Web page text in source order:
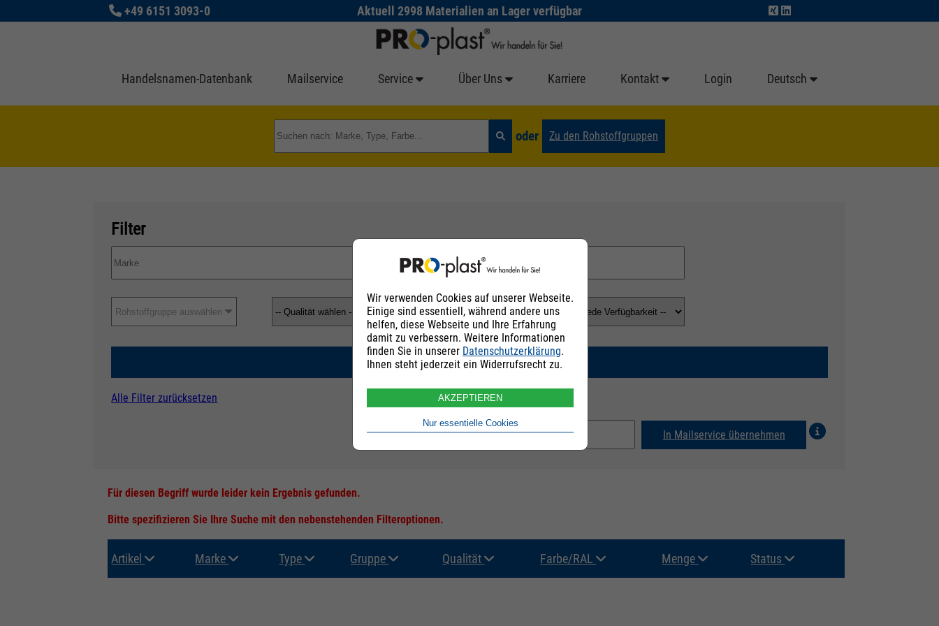
+49 6151 3093-0 Aktuell 2998 Materialien an Lager verfügbar
Handelsnamen-Datenbank Mailservice Service Über Uns Karriere Kontakt Login Deutsch
oder Zu den Rohstoffgruppen
Filter
Rohstoffgruppe auswählen
SUCHEN
Alle Filter zurücksetzen
In Mailservice übernehmen
Für diesen Begriff wurde leider kein Ergebnis gefunden.
Bitte spezifizieren Sie Ihre Suche mit den nebenstehenden Filteroptionen.
Artikel Marke Type Gruppe Qualität Farbe/RAL Menge Status
Wir verwenden Cookies auf unserer Webseite.
Einige sind essentiell, während andere uns
helfen, diese Webseite und Ihre Erfahrung
damit zu verbessern. Weitere Informationen
finden Sie in unserer Datenschutzerklärung.
Ihnen steht jederzeit ein Widerrufsrecht zu.
AKZEPTIEREN
Nur essentielle Cookies